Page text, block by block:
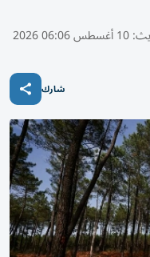
10 أغسطس 06:06 2026
شارك